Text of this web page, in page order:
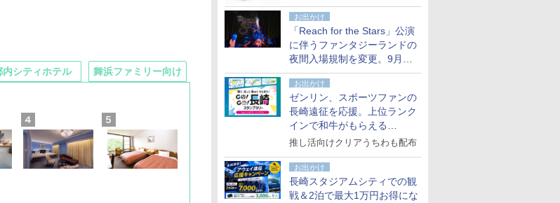
レンほか、注目ブランドコラ
ボが実現
お出かけ
「Reach for the Stars」公演
に伴うファンタジーランドの
夜間入場規制を変更。9月か
ら18時50分～20時ごろに
お出かけ
ゼンリン、スポーツファンの
長崎遠征を応援。上位ランク
インで和牛がもらえる
「GO！GO！長崎スタンプラ
推し活向けクリアうちわも配布
お出かけ
長崎スタジアムシティでの観
戦＆2泊で最大1万円お得にな
内シティホテル 舞浜ファミリー向け